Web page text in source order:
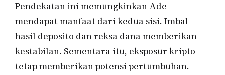
Pendekatan ini memungkinkan Ade
mendapat manfaat dari kedua sisi. Imbal
hasil deposito dan reksa dana memberikan
kestabilan. Sementara itu, eksposur kripto
tetap memberikan potensi pertumbuhan.